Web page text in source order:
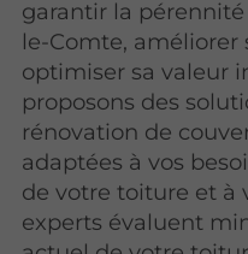
garantir la
le-Comte,
optimiser sa valeur
proposons des
rénovation de
adaptées à vos
de votre toiture et à
experts évaluent